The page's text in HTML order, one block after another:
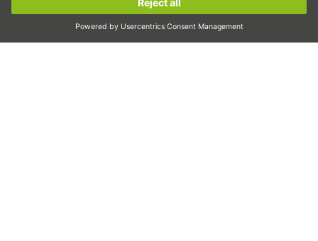
Sign up now!
Lineární pohyb/manipulace